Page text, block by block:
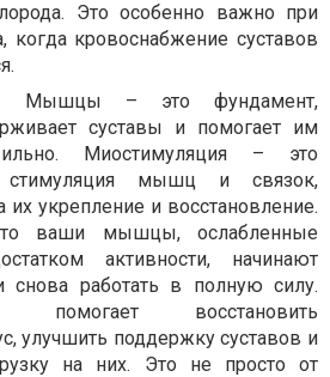
Это особенно важно при
когда кровоснабжение суставов
Мышцы – это фундамент,
суставы и помогает им
Миостимуляция – это
стимуляция мышц и связок,
их укрепление и восстановление.
ваши мышцы, ослабленные
активности, начинают
снова работать в полную силу.
помогает восстановить
улучшить поддержку суставов и
на них. Это не просто от